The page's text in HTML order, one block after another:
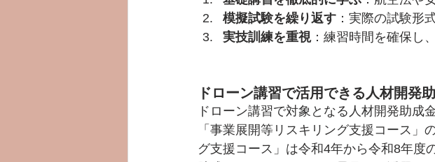
模擬試験を繰り返す ：実際の試験形
実技訓練を重視：練習時間を確保し
ドローン講習で活用できる人材開発
ドローン講習で対象となる人材開発助成
「事業展開等リスキリング支援コース
グ支援コース」は令和4年から令和8年度